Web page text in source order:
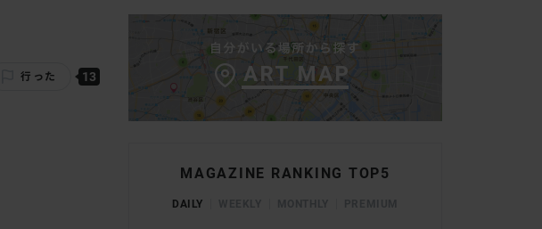
行った 13
MAGAZINE RANKING TOP5
DAILY